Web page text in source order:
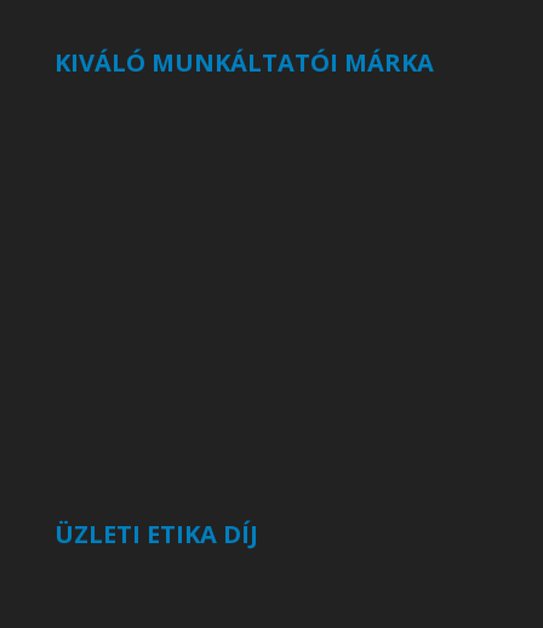
KIVÁLÓ MUNKÁLTATÓI MÁRKA
ÜZLETI ETIKA DÍJ